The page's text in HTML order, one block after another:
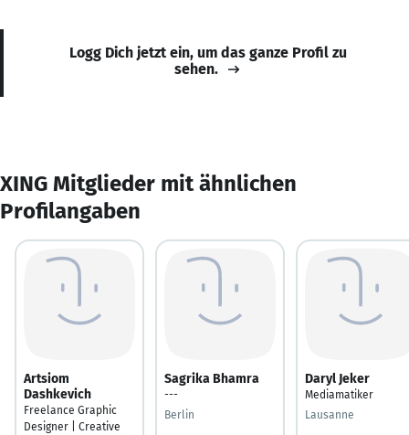
Logg Dich jetzt ein, um das ganze Profil zu
sehen.
XING Mitglieder mit ähnlichen
Profilangaben
Artsiom
Dashkevich
Freelance Graphic
Designer | Creative
Sagrika Bhamra
---
Berlin
Daryl Jeker
Mediamatiker
Lausanne